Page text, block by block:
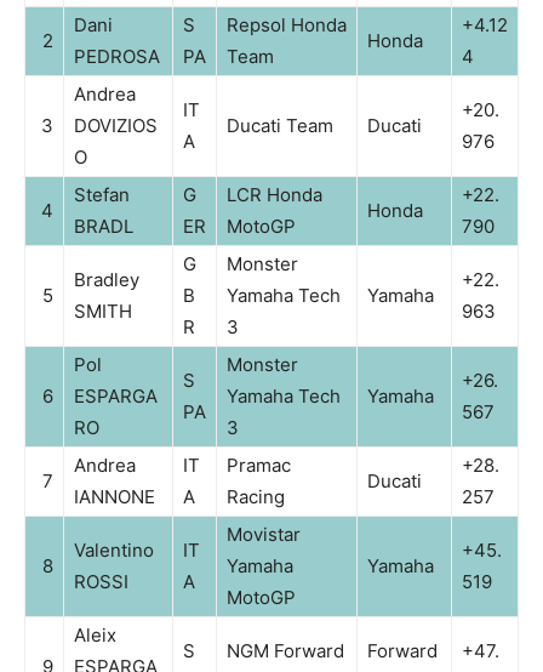
2
Dani
PEDROSA
S
PA
Repsol Honda
Team
Honda
+4.12
4
3
Andrea
DOVIZIOS
O
IT
A
Ducati Team Ducati
+20.
976
4
Stefan
BRADL
G
ER
LCR Honda
MotoGP
Honda
+22.
790
5
Bradley
SMITH
G
B
R
Monster
Yamaha Tech
3
Yamaha
+22.
963
6
Pol
ESPARGA
RO
S
PA
Monster
Yamaha Tech
3
Yamaha
+26.
567
7
Andrea
IANNONE
IT
A
Pramac
Racing
Ducati
+28.
257
8
Valentino
ROSSI
IT
A
Movistar
Yamaha
MotoGP
Yamaha
+45.
519
9
Aleix
ESPARGA
S
NGM Forward
Forward
+47.